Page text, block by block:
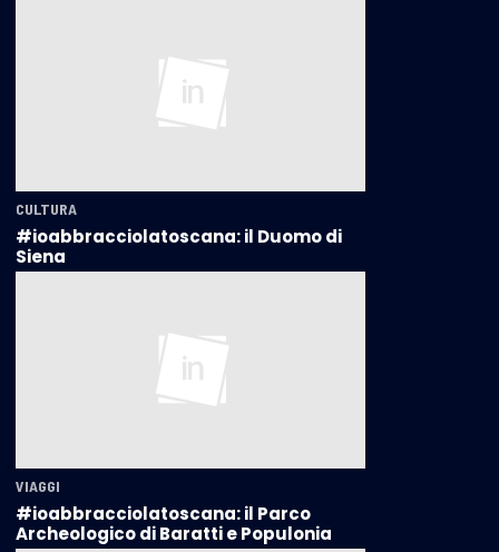
CULTURA
#ioabbracciolatoscana: il Duomo di
Siena
VIAGGI
#ioabbracciolatoscana: il Parco
Archeologico di Baratti e Populonia